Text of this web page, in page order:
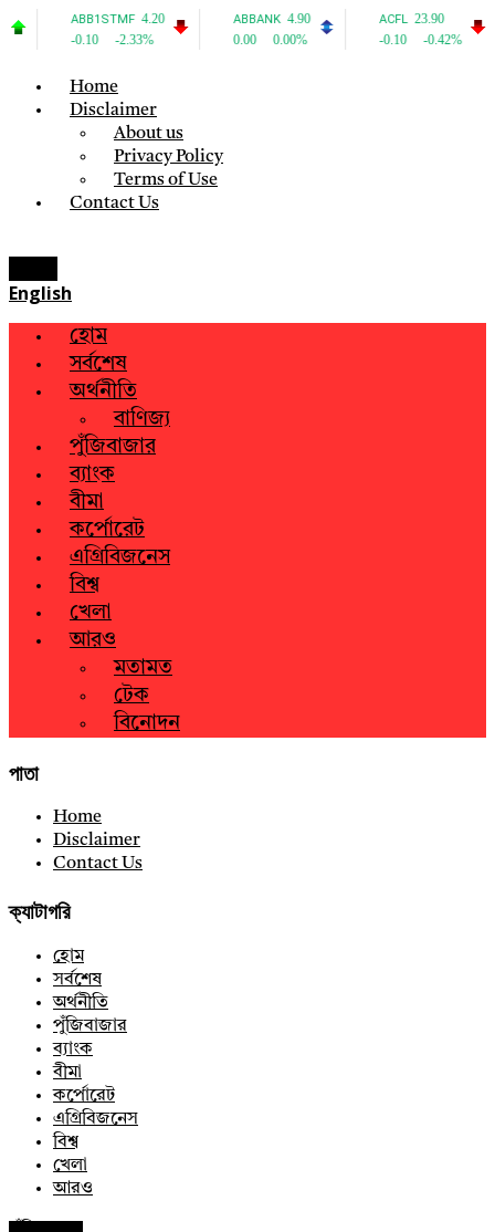
Home
Disclaimer
About us
Privacy Policy
Terms of Use
Contact Us
English
হোম
সর্বশেষ
অর্থনীতি
বাণিজ্য
পুঁজিবাজার
ব্যাংক
বীমা
কর্পোরেট
এগ্রিবিজনেস
বিশ্ব
খেলা
আরও
মতামত
টেক
বিনোদন
পাতা
Home
Disclaimer
Contact Us
ক্যাটাগরি
হোম
সর্বশেষ
অর্থনীতি
পুঁজিবাজার
ব্যাংক
বীমা
কর্পোরেট
এগ্রিবিজনেস
বিশ্ব
খেলা
আরও